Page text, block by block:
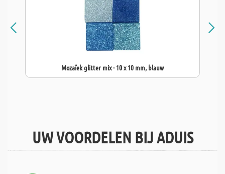
Mozaïek glitter mix - 10 x 10 mm, blauw
UW VOORDELEN BIJ ADUIS